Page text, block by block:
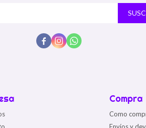
Compra
Como
  